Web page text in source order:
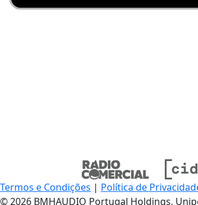
Termos e Condições | Política de
© 2026 BMHAUDIO Portugal Holdings,